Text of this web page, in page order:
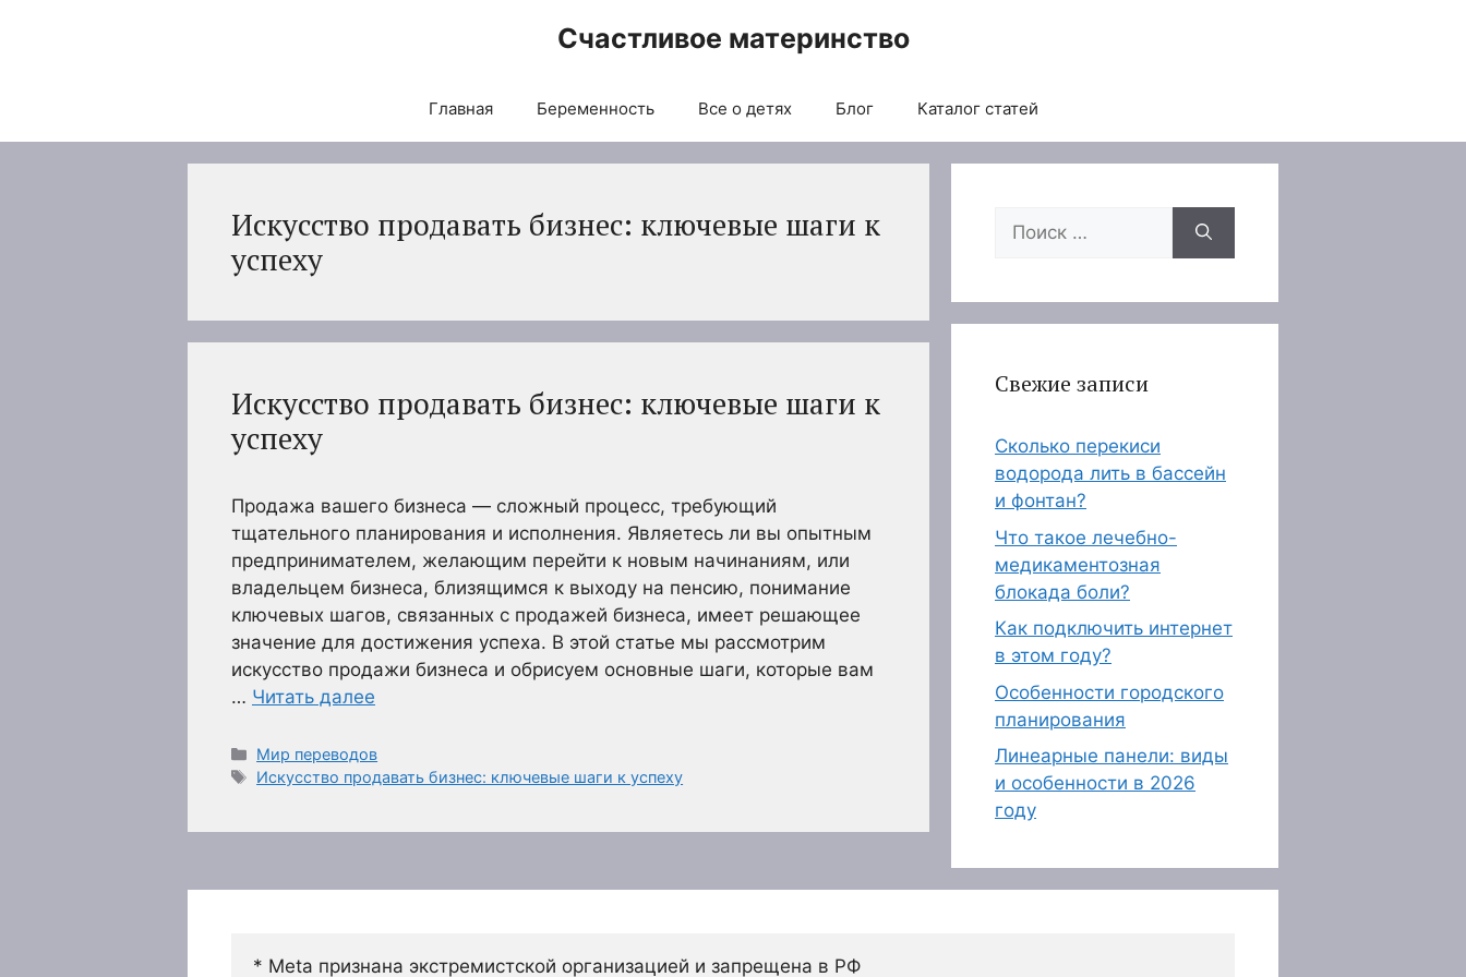
Счастливое материнство
Главная Беременность Все о детях Блог Каталог статей
Искусство продавать бизнес: ключевые шаги к
успеху
Искусство продавать бизнес: ключевые шаги к
успеху
Продажа вашего бизнеса — сложный процесс, требующий
тщательного планирования и исполнения. Являетесь ли вы опытным
предпринимателем, желающим перейти к новым начинаниям, или
владельцем бизнеса, близящимся к выходу на пенсию, понимание
ключевых шагов, связанных с продажей бизнеса, имеет решающее
значение для достижения успеха. В этой статье мы рассмотрим
искусство продажи бизнеса и обрисуем основные шаги, которые вам
… Читать далее
Рубрики
Мир переводов
Метки
Искусство продавать бизнес: ключевые шаги к успеху
Поиск:
Свежие записи
Сколько перекиси
водорода лить в бассейн
и фонтан?
Что такое лечебно-
медикаментозная
блокада боли?
Как подключить интернет
в этом году?
Особенности городского
планирования
Линеарные панели: виды
и особенности в 2026
году
* Meta признана экстремистской организацией и запрещена в РФ